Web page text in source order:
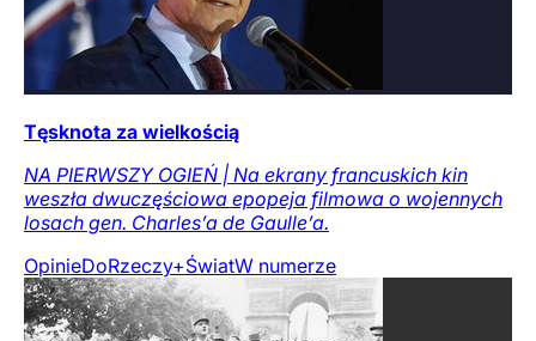
Tęsknota za wielkością
NA PIERWSZY OGIEŃ | Na ekrany francuskich kin
weszła dwuczęściowa epopeja filmowa o wojennych
losach gen. Charles’a de Gaulle’a.
OpinieDoRzeczy+ŚwiatW numerze